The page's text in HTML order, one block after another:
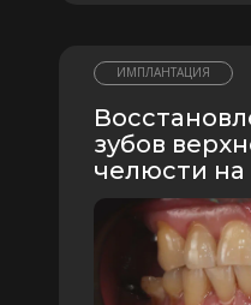
ИМПЛАНТАЦИЯ
зубов
челюсти